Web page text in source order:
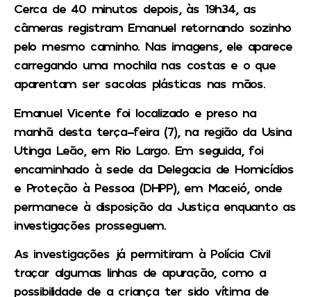
Cerca de 40 minutos depois, às 19h34, as
câmeras registram Emanuel retornando sozinho
pelo mesmo caminho. Nas imagens, ele aparece
carregando uma mochila nas costas e o que
aparentam ser sacolas plásticas nas mãos.
Emanuel Vicente foi localizado e preso na
manhã desta terça-feira (7), na região da Usina
Utinga Leão, em Rio Largo. Em seguida, foi
encaminhado à sede da Delegacia de Homicídios
e Proteção à Pessoa (DHPP), em Maceió, onde
permanece à disposição da Justiça enquanto as
investigações prosseguem.
As investigações já permitiram à Polícia Civil
traçar algumas linhas de apuração, como a
possibilidade de a criança ter sido vítima de